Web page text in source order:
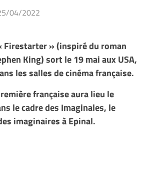
04/2022
Firestarter » (inspiré du roman
King) sort le 19 mai aux USA,
les salles de cinéma française.
française aura lieu le
le cadre des Imaginales, le
imaginaires à Epinal.